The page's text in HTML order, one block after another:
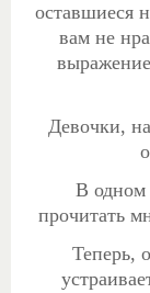
оставшиеся
вам не
Девочки,
В одном
прочитать
Теперь,